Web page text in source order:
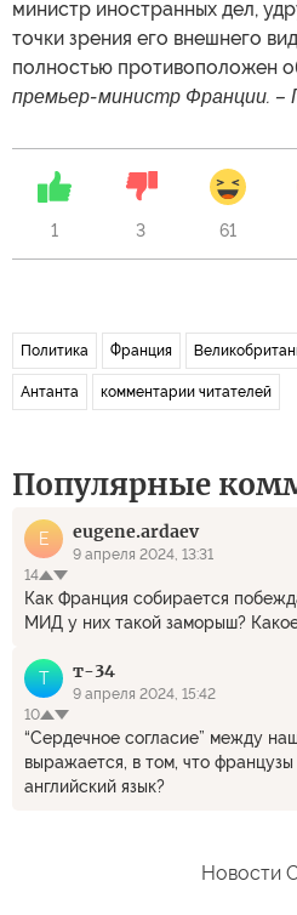
министр иностранных дел,
точки зрения его внешнего
полностью противоположен
премьер-министр Франции.
1 3 61
Политика Франция
Антанта комментарии читателей
Популярные
E eugene.ardaev
9 апреля 2024, 13:31
14
Как Франция собирается
МИД у них такой заморыш?
Т т-34
9 апреля 2024, 15:42
10
“Сердечное согласие” между
выражается, в том, что
английский язык?
Новости